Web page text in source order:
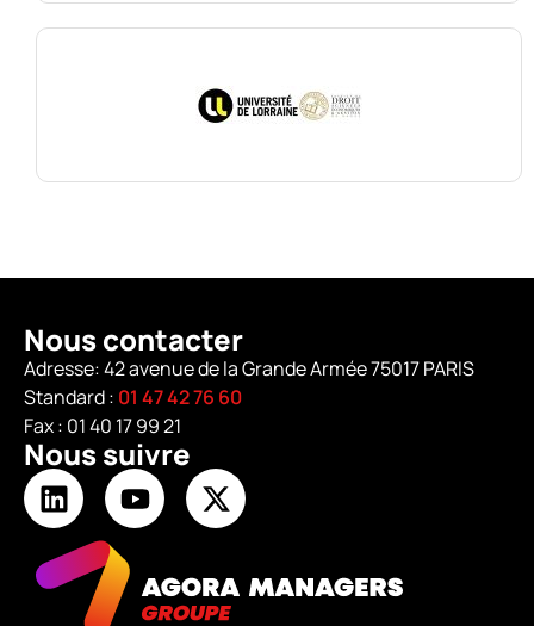
Nous contacter
Adresse: 42 avenue de la Grande Armée 75017 PARIS
Standard : 01 47 42 76 60
Fax : 01 40 17 99 21
Nous suivre